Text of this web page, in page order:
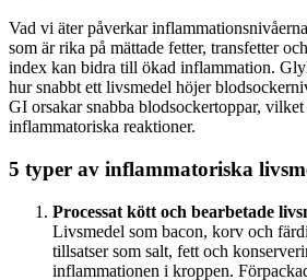
Vad vi äter påverkar
som är rika på mättade fetter, transfetter
index kan bidra till ökad inflammation.
hur snabbt ett livsmedel höjer
GI orsakar snabba blodsockertoppar,
inflammatoriska reaktioner.
5 typer av inflammatoriska
Processat kött och bearbetade
Livsmedel som bacon, korv och
tillsatser som salt, fett och
inflammationen i kroppen.